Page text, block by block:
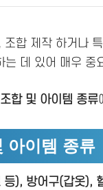
합 제작 하거나
는 데 있어 매우 중
합 및 아이템 종류
아이템 종류
), 방어구(갑옷),